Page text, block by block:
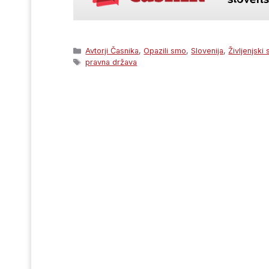
Categories
Avtorji Časnika,Opazili smo,Slovenija,Življenjski
Tags
pravna država